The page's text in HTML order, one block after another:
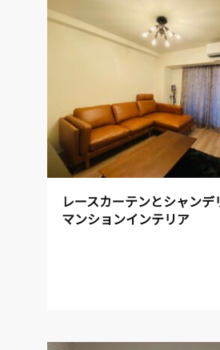
レースカーテンとシャンデ
マンションインテリア